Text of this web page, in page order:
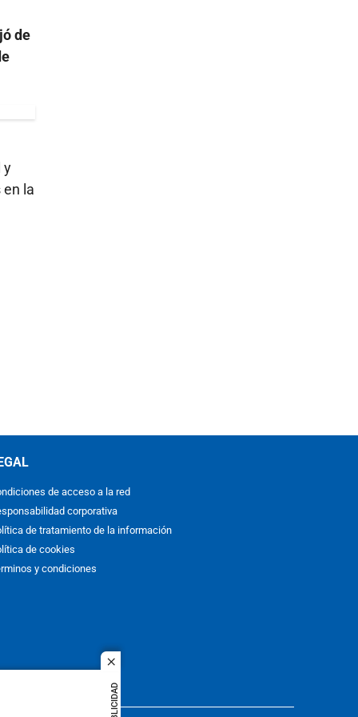
close
de
y
la
de acceso a la red
corporativa
de tratamiento de la información
de cookies
y condiciones